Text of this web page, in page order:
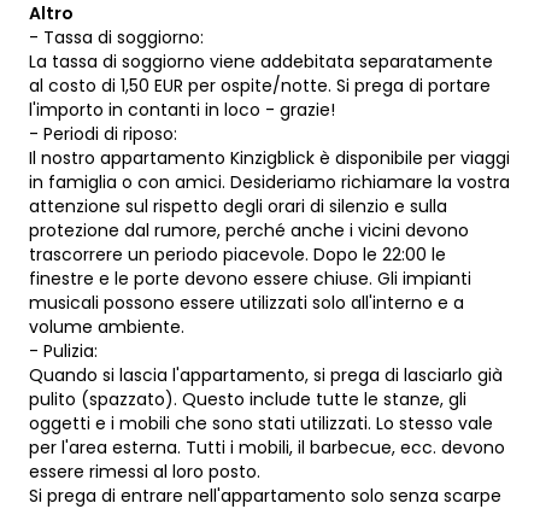
Altro
- Tassa di soggiorno:
La tassa di soggiorno viene addebitata separatamente
al costo di 1,50 EUR per ospite/notte. Si prega di portare
l'importo in contanti in loco - grazie!
- Periodi di riposo:
Il nostro appartamento Kinzigblick è disponibile per viaggi
in famiglia o con amici. Desideriamo richiamare la vostra
attenzione sul rispetto degli orari di silenzio e sulla
protezione dal rumore, perché anche i vicini devono
trascorrere un periodo piacevole. Dopo le 22:00 le
finestre e le porte devono essere chiuse. Gli impianti
musicali possono essere utilizzati solo all'interno e a
volume ambiente.
- Pulizia:
Quando si lascia l'appartamento, si prega di lasciarlo già
pulito (spazzato). Questo include tutte le stanze, gli
oggetti e i mobili che sono stati utilizzati. Lo stesso vale
per l'area esterna. Tutti i mobili, il barbecue, ecc. devono
essere rimessi al loro posto.
Si prega di entrare nell'appartamento solo senza scarpe